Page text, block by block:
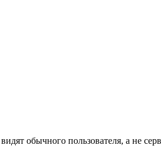
обычного пользователя, а не